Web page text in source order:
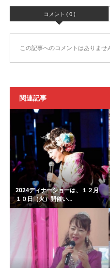
コメント ( 0 )
この記事へのコメントはありませ
関連記事
2024ディナーショーは、１２月
１０日（火）開催い...